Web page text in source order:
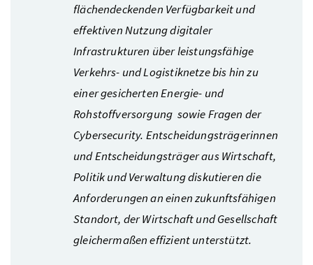
flächendeckenden Verfügbarkeit und
effektiven Nutzung digitaler
Infrastrukturen über leistungsfähige
Verkehrs- und Logistiknetze bis hin zu
einer gesicherten Energie- und
Rohstoffversorgung sowie Fragen der
Cybersecurity. Entscheidungsträgerinnen
und Entscheidungsträger aus Wirtschaft,
Politik und Verwaltung diskutieren die
Anforderungen an einen zukunftsfähigen
Standort, der Wirtschaft und Gesellschaft
gleichermaßen effizient unterstützt.